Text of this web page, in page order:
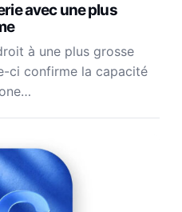
avec une plus
à une plus grosse
ci confirme la capacité